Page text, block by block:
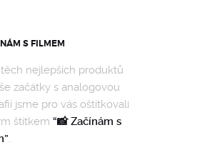
S FILMEM
nejlepších produktů
začátky s analogovou
jsme pro vás oštítkovali
štítkem “📸 Začínám s
.